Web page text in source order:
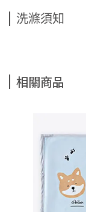
洗滌須知
相關商品